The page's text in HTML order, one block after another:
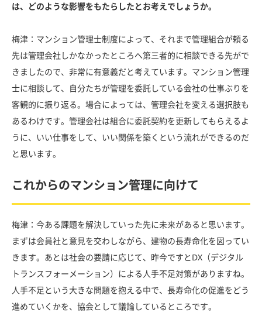
は、どのような影響をもたらしたとお考えでしょうか。
梅津：マンション管理士制度によって、それまで管理組合が頼る
先は管理会社しかなかったところへ第三者的に相談できる先がで
きましたので、非常に有意義だと考えています。マンション管理
士に相談して、自分たちが管理を委託している会社の仕事ぶりを
客観的に振り返る。場合によっては、管理会社を変える選択肢も
あるわけです。管理会社は組合に委託契約を更新してもらえるよ
うに、いい仕事をして、いい関係を築くという流れができるのだ
と思います。
これからのマンション管理に向けて
梅津：今ある課題を解決していった先に未来があると思います。
まずは会員社と意見を交わしながら、建物の長寿命化を図ってい
きます。あとは社会の要請に応じて、昨今ですとDX（デジタル
トランスフォーメーション）による人手不足対策がありますね。
人手不足という大きな問題を抱える中で、長寿命化の促進をどう
進めていくかを、協会として議論しているところです。